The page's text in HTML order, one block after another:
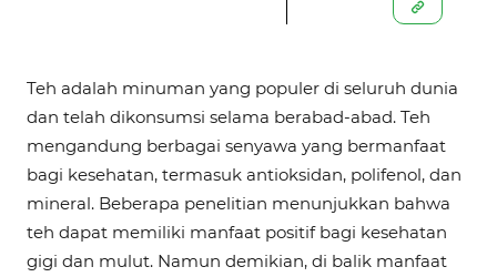
Teh adalah minuman yang populer di seluruh dunia
dan telah dikonsumsi selama berabad-abad. Teh
mengandung berbagai senyawa yang bermanfaat
bagi kesehatan, termasuk antioksidan, polifenol, dan
mineral. Beberapa penelitian menunjukkan bahwa
teh dapat memiliki manfaat positif bagi kesehatan
gigi dan mulut. Namun demikian, di balik manfaat